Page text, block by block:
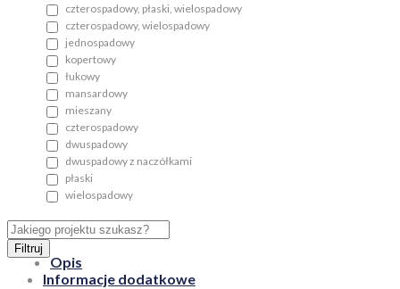
czterospadowy, płaski, wielospadowy
czterospadowy, wielospadowy
jednospadowy
kopertowy
łukowy
mansardowy
mieszany
czterospadowy
dwuspadowy
dwuspadowy z naczółkami
płaski
wielospadowy
Filtruj
Opis
Informacje dodatkowe